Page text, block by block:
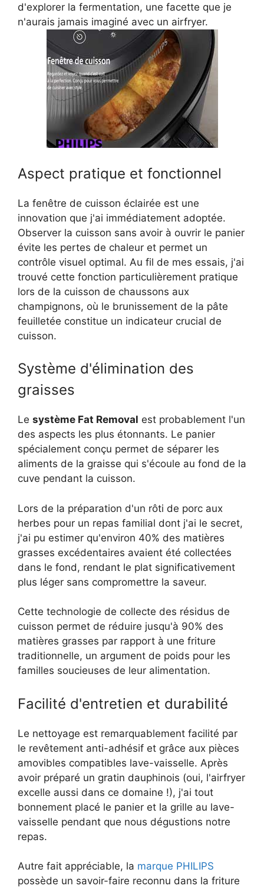
d'explorer la fermentation, une facette que je
n'aurais jamais imaginé avec un airfryer.
Aspect pratique et fonctionnel
La fenêtre de cuisson éclairée est une
innovation que j'ai immédiatement adoptée.
Observer la cuisson sans avoir à ouvrir le panier
évite les pertes de chaleur et permet un
contrôle visuel optimal. Au fil de mes essais, j'ai
trouvé cette fonction particulièrement pratique
lors de la cuisson de chaussons aux
champignons, où le brunissement de la pâte
feuilletée constitue un indicateur crucial de
cuisson.
Système d'élimination des
graisses
Le système Fat Removal est probablement l'un
des aspects les plus étonnants. Le panier
spécialement conçu permet de séparer les
aliments de la graisse qui s'écoule au fond de la
cuve pendant la cuisson.
Lors de la préparation d'un rôti de porc aux
herbes pour un repas familial dont j'ai le secret,
j'ai pu estimer qu'environ 40% des matières
grasses excédentaires avaient été collectées
dans le fond, rendant le plat significativement
plus léger sans compromettre la saveur.
Cette technologie de collecte des résidus de
cuisson permet de réduire jusqu'à 90% des
matières grasses par rapport à une friture
traditionnelle, un argument de poids pour les
familles soucieuses de leur alimentation.
Facilité d'entretien et durabilité
Le nettoyage est remarquablement facilité par
le revêtement anti-adhésif et grâce aux pièces
amovibles compatibles lave-vaisselle. Après
avoir préparé un gratin dauphinois (oui, l'airfryer
excelle aussi dans ce domaine !), j'ai tout
bonnement placé le panier et la grille au lave-
vaisselle pendant que nous dégustions notre
repas.
Autre fait appréciable, la marque PHILIPS
possède un savoir-faire reconnu dans la friture